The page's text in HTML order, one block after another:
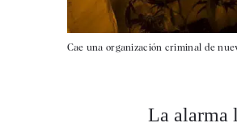
Cae una organización criminal de
La alarma